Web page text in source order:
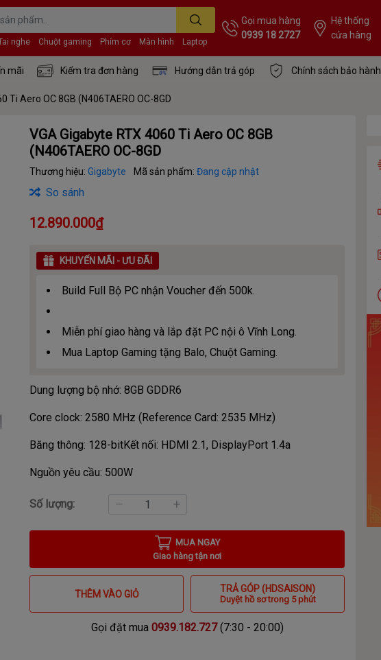
nghe Chuột gaming Phím cơ Màn hình Laptop
Gọi mua hàng
0939 18 2727
Hệ thống
cửa hàng
mãi Kiểm tra đơn hàng Hướng dẫn trả góp Chính sách bảo hành
Ti Aero OC 8GB (N406TAERO OC-8GD
VGA Gigabyte RTX 4060 Ti Aero OC 8GB
(N406TAERO OC-8GD
Thương hiệu:Gigabyte Mã sản phẩm:Đang cập nhật
So sánh
12.890.000₫
KHUYẾN MÃI - ƯU ĐÃI
Build Full Bộ PC nhận Voucher đến 500k.
Miễn phí giao hàng và lắp đặt PC nội ô Vĩnh Long.
Mua Laptop Gaming tặng Balo, Chuột Gaming.
Dung lượng bộ nhớ: 8GB GDDR6
Core clock: 2580 MHz (Reference Card: 2535 MHz)
Băng thông: 128-bitKết nối: HDMI 2.1, DisplayPort 1.4a
Nguồn yêu cầu: 500W
Số lượng:
MUA NGAY
Giao hàng tận nơi
THÊM VÀO GIỎ TRẢ GÓP (HDSAISON)
Duyệt hồ sơ trong 5 phút
Gọi đặt mua 0939.182.727(7:30 - 20:00)